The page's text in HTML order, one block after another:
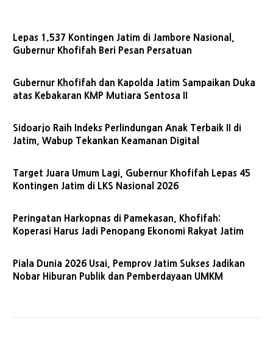
Lepas 1.537 Kontingen Jatim di Jambore Nasional,
Gubernur Khofifah Beri Pesan Persatuan
Gubernur Khofifah dan Kapolda Jatim Sampaikan Duka
atas Kebakaran KMP Mutiara Sentosa II
Sidoarjo Raih Indeks Perlindungan Anak Terbaik II di
Jatim, Wabup Tekankan Keamanan Digital
Target Juara Umum Lagi, Gubernur Khofifah Lepas 45
Kontingen Jatim di LKS Nasional 2026
Peringatan Harkopnas di Pamekasan, Khofifah:
Koperasi Harus Jadi Penopang Ekonomi Rakyat Jatim
Piala Dunia 2026 Usai, Pemprov Jatim Sukses Jadikan
Nobar Hiburan Publik dan Pemberdayaan UMKM